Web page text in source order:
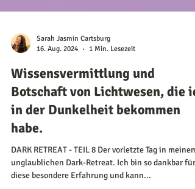
Sarah Jasmin Cartsburg
16. Aug. 2024
1 Min. Lesezeit
Wissensvermittlung und
Botschaft von Lichtwesen, die
in der Dunkelheit bekommen
habe.
DARK RETREAT - TEIL 8 Der vorletzte Tag in meinem